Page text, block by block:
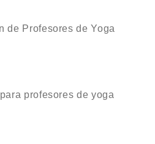
de Profesores de Yoga
profesores de yoga